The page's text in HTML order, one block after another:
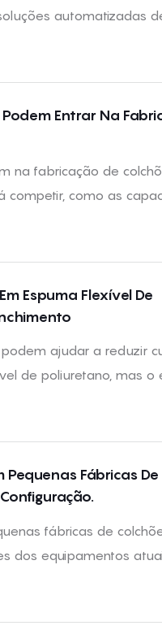
automatizadas
Entrar Na
na fabricação de
competir, como as
dar suporte aos
Espuma Flexível De
ajudar a reduzir
de poliuretano, mas o
da espuma, a
Fábricas De
fábricas de
dos equipamentos
do local, o